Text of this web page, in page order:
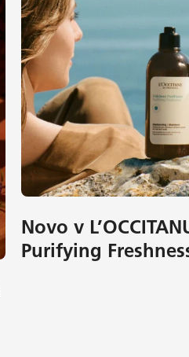
Novo v
Purifying